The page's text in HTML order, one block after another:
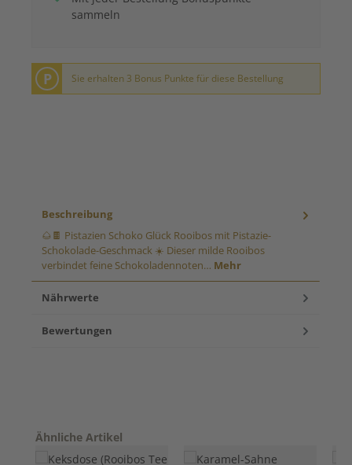
sammeln
P Sie erhalten 3 Bonus Punkte für diese Bestellung
Beschreibung
🌰🍫 Pistazien Schoko Glück Rooibos mit Pistazie-
Schokolade-Geschmack ☀️ Dieser milde Rooibos
verbindet feine Schokoladennoten… Mehr
Nährwerte
Bewertungen
Produktgalerie überspringen
Ähnliche Artikel